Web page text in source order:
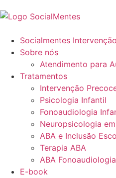
Socialmentes
Sobre nós
Atendimento para
Tratamentos
Intervenção
Psicologia Infantil
Fonoaudiologia
Neuropsicologia
ABA e Inclusão
Terapia ABA
ABA Fonoaudiologia
E-book